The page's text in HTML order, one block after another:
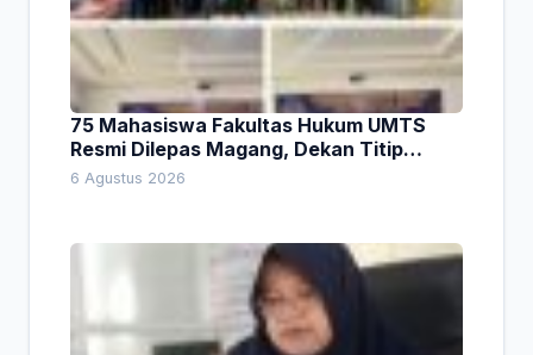
75 Mahasiswa Fakultas Hukum UMTS
Resmi Dilepas Magang, Dekan Titip
Empat Pesan Penting
6 Agustus 2026